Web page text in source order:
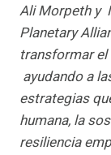
Ali Morpeth y
Planetary
transformar
ayudando a
estrategias
humana, la
resiliencia